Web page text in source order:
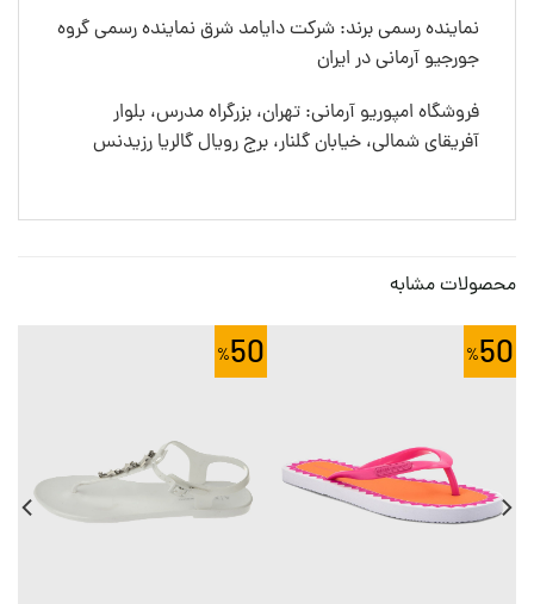
نماینده رسمی برند: شرکت دایامد شرق نماینده رسمی گروه
جورجیو آرمانی در ایران
فروشگاه امپوریو آرمانی: تهران، بزرگراه مدرس، بلوار
آفریقای شمالی، خیابان گلنار، برج رویال گالریا رزیدنس
محصولات مشابه
50
50